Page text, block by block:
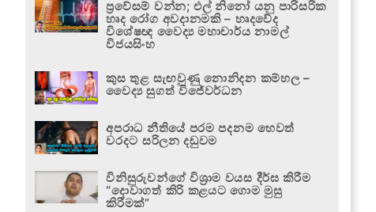
ප්‍රවේසම් වන්න; එල් නිනෝ යනු පාරිසරික
හෘද රෝග අවදානමකි – හෘදවේද
විශේෂඥ වෛද්‍ය මහාචාර්ය නාමල්
විජයසිංහ
කුස තුළ සැඟවුණු නොනිදන කම්හල –
වෛද්‍ය සුගත් විජේවර්ධන
අපරාධ නීතියේ පරම පදනම හෙවත්
වරදට සරිලන දඬුවම
විනිසුරුවන්ගේ විශ්‍රාම වයස දීර්ඝ කිරීම
“දොවාගත් කිරි කළයට ගොම මුසු
කිරීමක්”